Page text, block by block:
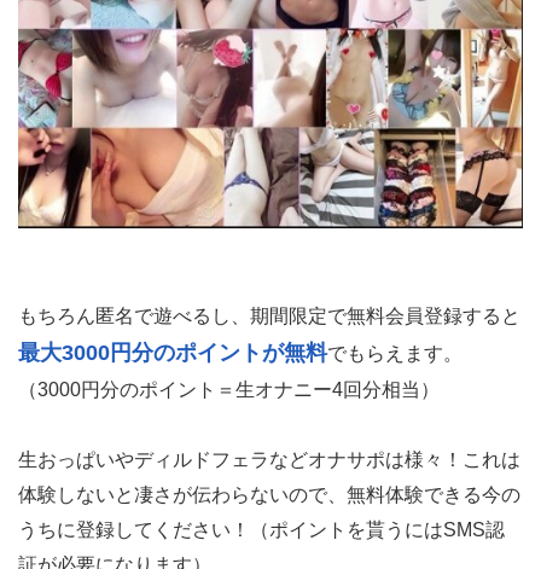
もちろん匿名で遊べるし、期間限定で無料会員登録すると
最大3000円分のポイントが無料でもらえます。
（3000円分のポイント＝生オナニー4回分相当）
生おっぱいやディルドフェラなどオナサポは様々！これは
体験しないと凄さが伝わらないので、無料体験できる今の
うちに登録してください！（ポイントを貰うにはSMS認
証が必要になります）